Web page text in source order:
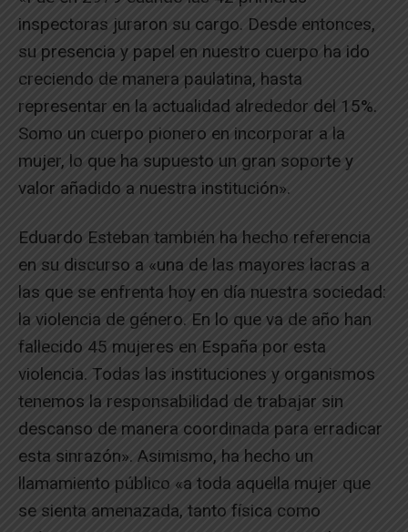
inspectoras juraron su cargo. Desde entonces,
su presencia y papel en nuestro cuerpo ha ido
creciendo de manera paulatina, hasta
representar en la actualidad alrededor del 15%.
Somo un cuerpo pionero en incorporar a la
mujer, lo que ha supuesto un gran soporte y
valor añadido a nuestra institución».
Eduardo Esteban también ha hecho referencia
en su discurso a «una de las mayores lacras a
las que se enfrenta hoy en día nuestra sociedad:
la violencia de género. En lo que va de año han
fallecido 45 mujeres en España por esta
violencia. Todas las instituciones y organismos
tenemos la responsabilidad de trabajar sin
descanso de manera coordinada para erradicar
esta sinrazón». Asimismo, ha hecho un
llamamiento público «a toda aquella mujer que
se sienta amenazada, tanto física como